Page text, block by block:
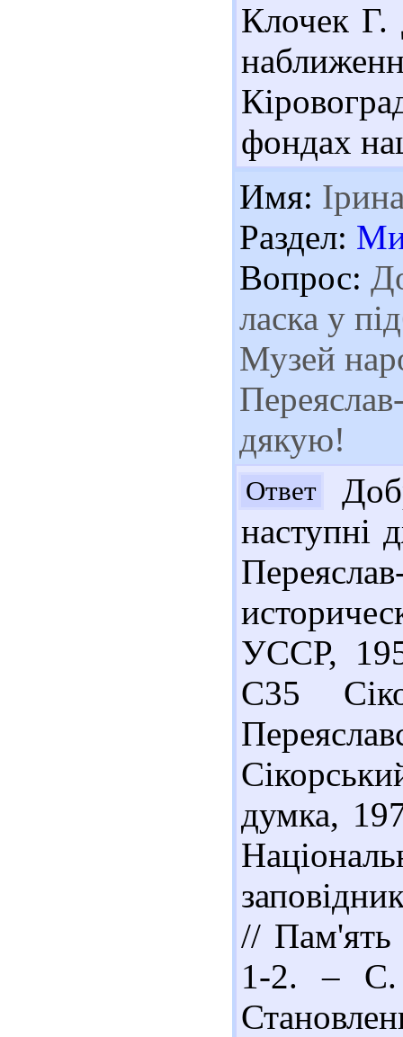
Клочек
фондах
Имя:
Раздел:
Вопрос:
ласка у
Музей
дякую!
Ответ
УССР,
С35
думка,
// Пам'ять
1-2. – С.